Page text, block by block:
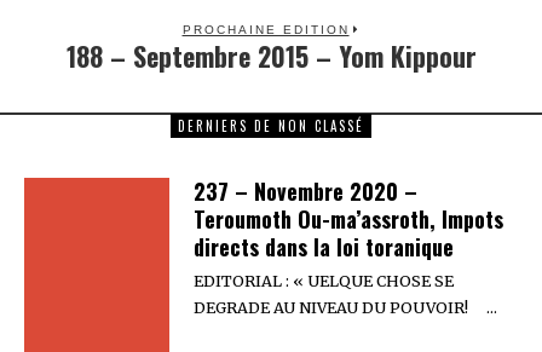
PROCHAINE EDITION
Next
188 – Septembre 2015 – Yom Kippour
DERNIERS DE NON CLASSÉ
237 – Novembre 2020 –
Teroumoth Ou-ma’assroth, Impots
directs dans la loi toranique
EDITORIAL : « UELQUE CHOSE SE
DEGRADE AU NIVEAU DU POUVOIR! …